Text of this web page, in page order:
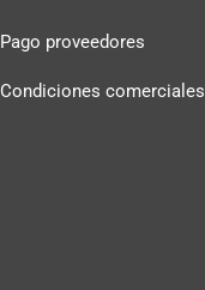
Pago proveedores
Condiciones comerciales